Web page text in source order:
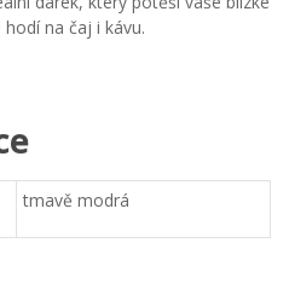
na čaj i kávu.
tmavě modrá